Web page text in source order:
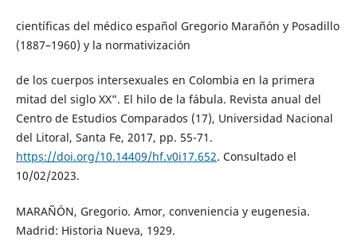
científicas del médico español Gregorio Marañón y Posadillo
(1887–1960) y la normativización
de los cuerpos intersexuales en Colombia en la primera
mitad del siglo XX”. El hilo de la fábula. Revista anual del
Centro de Estudios Comparados (17), Universidad Nacional
del Litoral, Santa Fe, 2017, pp. 55-71.
https://doi.org/10.14409/hf.v0i17.652. Consultado el
10/02/2023.
MARAÑÓN, Gregorio. Amor, conveniencia y eugenesia.
Madrid: Historia Nueva, 1929.